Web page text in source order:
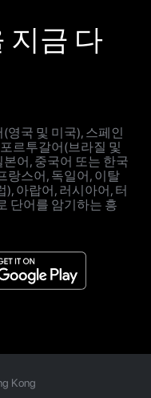
지금 다
영국 및 미국), 스페인
르투갈어(브라질 및
어, 중국어 또는 한국
랑스어, 독일어, 이탈
아랍어, 러시아어, 터
단어를 암기하는 흥
Kong